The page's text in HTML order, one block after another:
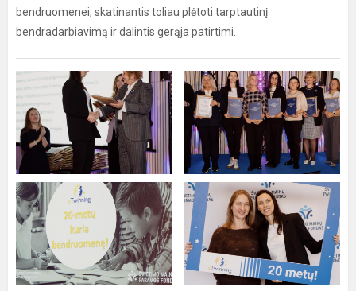
bendruomenei, skatinantis toliau plėtoti tarptautinį
bendradarbiavimą ir dalintis gerąja patirtimi.